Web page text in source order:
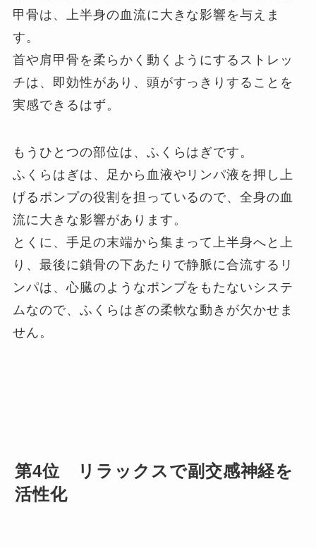
甲骨は、上半身の血流に大きな影響を与えま
す。
首や肩甲骨を柔らかく動くようにするストレッ
チは、即効性があり、頭がすっきりすることを
実感できるはず。
もうひとつの部位は、ふくらはぎです。
ふくらはぎは、足から血液やリンパ液を押し上
げるポンプの役割を担っているので、全身の血
流に大きな影響があります。
とくに、手足の末端から集まって上半身へと上
り、最後に鎖骨の下あたりで静脈に合流するリ
ンパは、心臓のようなポンプをもたないシステ
ムなので、ふくらはぎの柔軟な動きが欠かせま
せん。
第4位 リラックスで副交感神経を
活性化